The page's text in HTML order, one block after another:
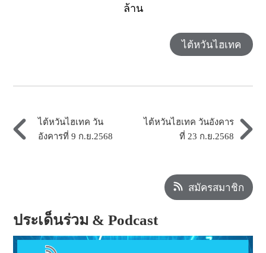
ล้าน
ไต้หวันไฮเทค
ไต้หวันไฮเทค วัน
อังคารที่ 9 ก.ย.2568
ไต้หวันไฮเทค วันอังคาร
ที่ 23 ก.ย.2568
สมัครสมาชิก
ประเด็นร่วม & Podcast